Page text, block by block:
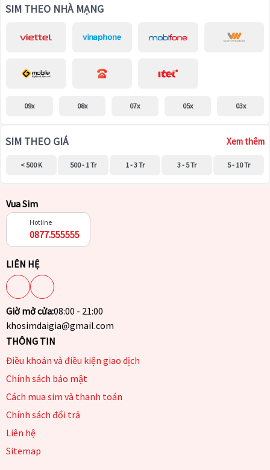
SIM THEO NHÀ MẠNG
09x 08x 07x 05x 03x
SIM THEO GIÁ Xem thêm
< 500 K 500 - 1 Tr 1 - 3 Tr 3 - 5 Tr 5 - 10 Tr
Vua Sim
Hotline
0877.555555
LIÊN HỆ
Giờ mở cửa:08:00 - 21:00
khosimdaigia@gmail.com
THÔNG TIN
Điều khoản và điều kiện giao dịch
Chính sách bảo mật
Cách mua sim và thanh toán
Chính sách đổi trả
Liên hệ
Sitemap